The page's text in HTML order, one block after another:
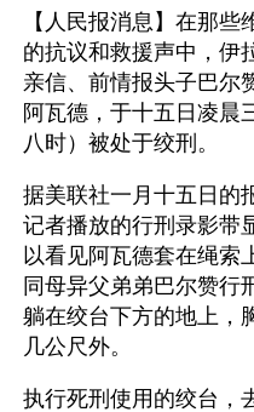
【人民报消息】在那
的抗议和救援声中，伊
亲信、前情报头子巴尔
阿瓦德，于十五日凌晨
八时）被处于绞刑。
据美联社一月十五日的
记者播放的行刑录影带
以看见阿瓦德套在绳索
同母异父弟弟巴尔赞行
躺在绞台下方的地上，
几公尺外。
执行死刑使用的绞台，